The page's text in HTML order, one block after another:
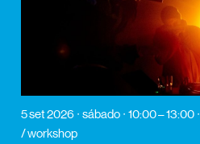
5 set 2026 sábado 10:00 – 13:00
/ workshop